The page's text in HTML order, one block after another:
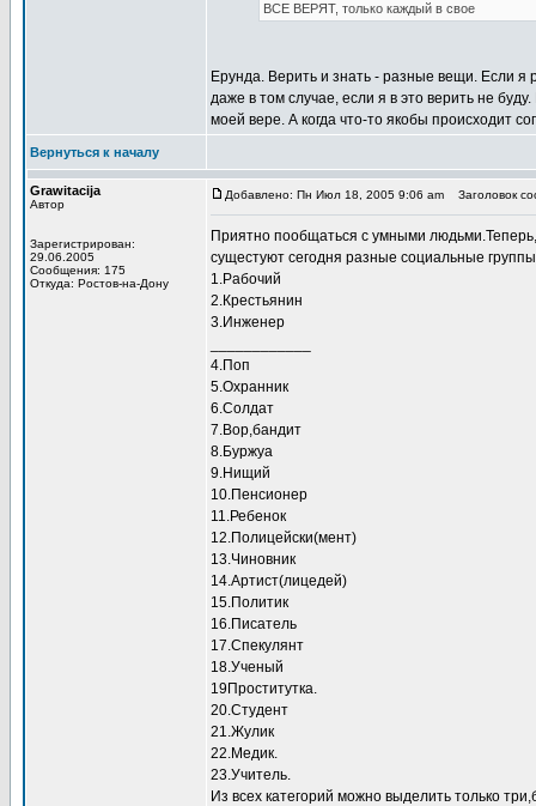
ВСЕ ВЕРЯТ, только каждый в свое
Ерунда. Верить и знать - разные вещи. Если я
даже в том случае, если я в это верить не
моей вере. А когда что-то якобы происходит
Вернуться к началу
Grawitacija
Автор
Зарегистрирован:
29.06.2005
Сообщения: 175
Откуда: Ростов-на-Дону
Добавлено: Пн Июл 18, 2005 9:06 am Заголовок
Приятно пообщаться с умными
сущестуют сегодня разные социальные
1.Рабочий
2.Крестьянин
3.Инженер
4.Поп
5.Охранник
6.Солдат
7.Вор,бандит
8.Буржуа
9.Нищий
10.Пенсионер
11.Ребенок
12.Полицейски(мент)
13.Чиновник
14.Артист(лицедей)
15.Политик
16.Писатель
17.Спекулянт
18.Ученый
19Проститутка.
20.Студент
21.Жулик
22.Медик.
23.Учитель.
Из всех категорий можно выделить только